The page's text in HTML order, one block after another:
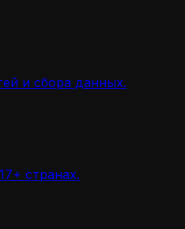
и сбора данных.
странах.